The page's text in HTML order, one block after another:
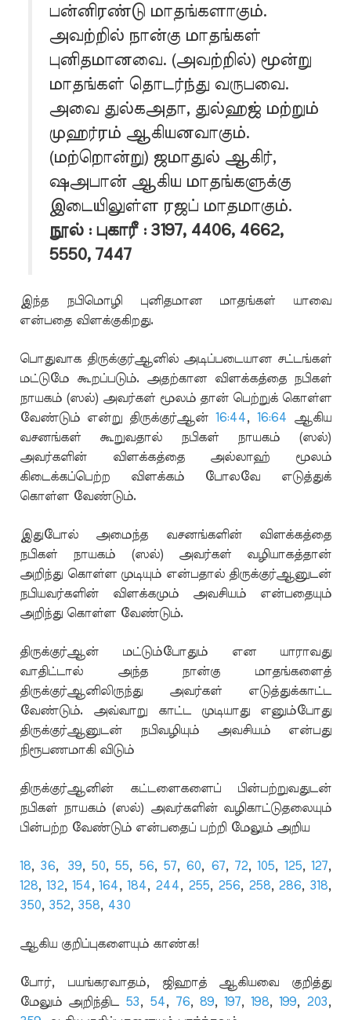
பன்னிரண்டு மாதங்களாகும்.
அவற்றில் நான்கு மாதங்கள்
புனிதமானவை. (அவற்றில்) மூன்று
மாதங்கள் தொடர்ந்து வருபவை.
அவை துல்கஅதா, துல்ஹஜ் மற்றும்
முஹர்ரம் ஆகியனவாகும்.
(மற்றொன்று) ஜமாதுல் ஆகிர்,
ஷஅபான் ஆகிய மாதங்களுக்கு
இடையிலுள்ள ரஜப் மாதமாகும்.
நூல் : புகாரீ : 3197, 4406, 4662,
5550, 7447
இந்த நபிமொழி புனிதமான மாதங்கள் யாவை
என்பதை விளக்குகிறது.
பொதுவாக திருக்குர்ஆனில் அடிப்படையான சட்டங்கள்
மட்டுமே கூறப்படும். அதற்கான விளக்கத்தை நபிகள்
நாயகம் (ஸல்) அவர்கள் மூலம் தான் பெற்றுக் கொள்ள
வேண்டும் என்று திருக்குர்ஆன் 16:44, 16:64 ஆகிய
வசனங்கள் கூறுவதால் நபிகள் நாயகம் (ஸல்)
அவர்களின் விளக்கத்தை அல்லாஹ் மூலம்
கிடைக்கப்பெற்ற விளக்கம் போலவே எடுத்துக்
கொள்ள வேண்டும்.
இதுபோல் அமைந்த வசனங்களின் விளக்கத்தை
நபிகள் நாயகம் (ஸல்) அவர்கள் வழியாகத்தான்
அறிந்து கொள்ள முடியும் என்பதால் திருக்குர்ஆனுடன்
நபியவர்களின் விளக்கமும் அவசியம் என்பதையும்
அறிந்து கொள்ள வேண்டும்.
திருக்குர்ஆன் மட்டும்போதும் என யாராவது
வாதிட்டால் அந்த நான்கு மாதங்களைத்
திருக்குர்ஆனிலிருந்து அவர்கள் எடுத்துக்காட்ட
வேண்டும். அவ்வாறு காட்ட முடியாது எனும்போது
திருக்குர்ஆனுடன் நபிவழியும் அவசியம் என்பது
நிரூபணமாகி விடும்
திருக்குர்ஆனின் கட்டளைகளைப் பின்பற்றுவதுடன்
நபிகள் நாயகம் (ஸல்) அவர்களின் வழிகாட்டுதலையும்
பின்பற்ற வேண்டும் என்பதைப் பற்றி மேலும் அறிய
18, 36, 39, 50, 55, 56, 57, 60, 67, 72,105, 125,127,
128, 132, 154,164,184, 244, 255, 256, 258, 286, 318,
350, 352, 358, 430
ஆகிய குறிப்புகளையும் காண்க!
போர், பயங்கரவாதம், ஜிஹாத் ஆகியவை குறித்து
மேலும் அறிந்திட 53, 54, 76, 89,197,198,199, 203,